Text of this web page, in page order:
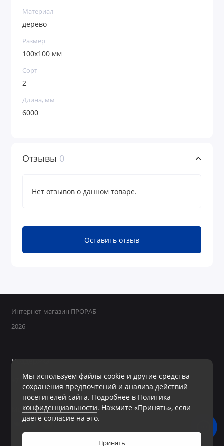
Материал
дерево
Размер
100х100 мм
Сорт
2
Длина, мм
6000
Отзывы 0
Нет отзывов о данном товаре.
Оставить отзыв
Мы используем файлы cookie и другие средства
сохранения предпочтений и анализа действий
посетителей сайта. Подробнее в Политика
конфиденциальности. Нажмите «Принять», если
даете согласие на это.
Принять
Интернет-магазин ПРОРАБ
2026
Поддержка
+7 950 800-40-09
Ежедневно с 8:00 до 19:00 Без перерывов и выходных
Мы в сети